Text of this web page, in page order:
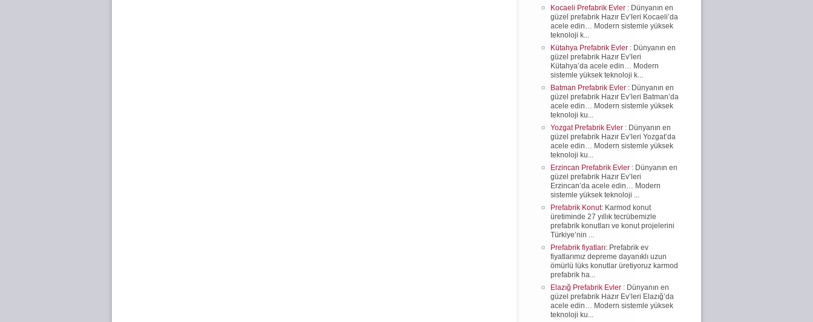
Kocaeli Prefabrik Evler : Dünyanın en
güzel prefabrik Hazır Ev’leri Kocaeli’da
acele edin… Modern sistemle yüksek
teknoloji k...
Kütahya Prefabrik Evler : Dünyanın en
güzel prefabrik Hazır Ev’leri
Kütahya’da acele edin… Modern
sistemle yüksek teknoloji k...
Batman Prefabrik Evler : Dünyanın en
güzel prefabrik Hazır Ev’leri Batman’da
acele edin… Modern sistemle yüksek
teknoloji ku...
Yozgat Prefabrik Evler : Dünyanın en
güzel prefabrik Hazır Ev’leri Yozgat’da
acele edin… Modern sistemle yüksek
teknoloji ku...
Erzincan Prefabrik Evler : Dünyanın en
güzel prefabrik Hazır Ev’leri
Erzincan’da acele edin… Modern
sistemle yüksek teknoloji ...
Prefabrik Konut: Karmod konut
üretiminde 27 yıllık tecrübemizle
prefabrik konutları ve konut projelerini
Türkiye’nin ...
Prefabrik fiyatları: Prefabrik ev
fiyatlarımız depreme dayanıklı uzun
ömürlü lüks konutlar üretiyoruz karmod
prefabrik ha...
Elazığ Prefabrik Evler : Dünyanın en
güzel prefabrik Hazır Ev’leri Elazığ’da
acele edin… Modern sistemle yüksek
teknoloji ku...